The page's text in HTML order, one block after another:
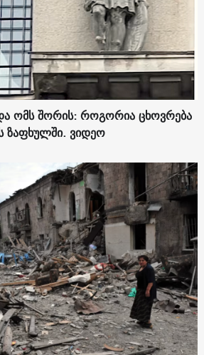
ომს შორის: როგორია ცხოვრება
ზაფხულში. ვიდეო